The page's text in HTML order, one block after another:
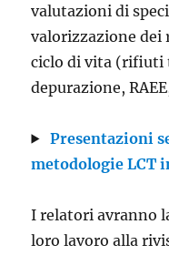
valutazioni di
valorizzazione dei
ciclo di vita (rifiuti
depurazione,
Presentazioni
metodologie LCT
I relatori avranno
loro lavoro alla